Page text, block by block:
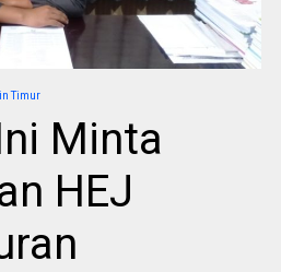
Timur
Minta
HEJ